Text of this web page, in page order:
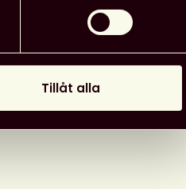
Tillåt alla